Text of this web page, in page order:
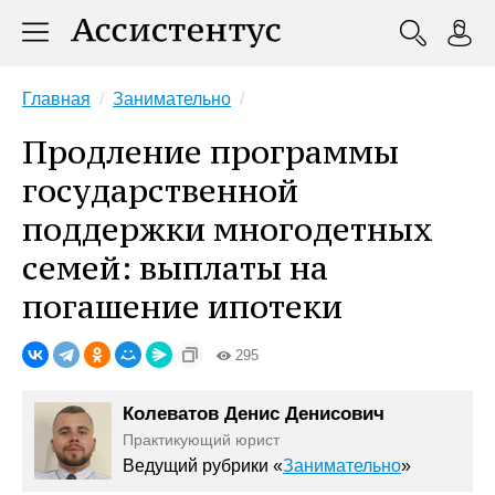
Главная Занимательно
Продление программы
государственной
поддержки многодетных
семей: выплаты на
погашение ипотеки
295
Колеватов Денис Денисович
Практикующий юрист
Ведущий рубрики «Занимательно»